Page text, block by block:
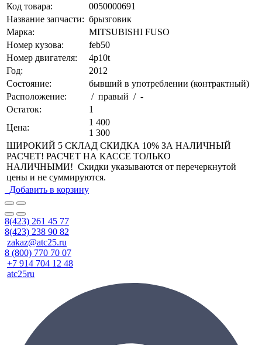
Код товара:
0050000691
Название запчасти: брызговик
Марка:
MITSUBISHI FUSO
Номер кузова:
feb50
Номер двигателя:
4p10t
Год:
2012
Состояние:
бывший в употреблении (контрактный)
Расположение:
/ правый / -
Остаток:
1
Цена:
1 400
1 300
ШИРОКИЙ 5 СКЛАД СКИДКА 10% ЗА НАЛИЧНЫЙ
РАСЧЕТ! РАСЧЕТ НА КАССЕ ТОЛЬКО
НАЛИЧНЫМИ! Скидки указываются от перечеркнутой
цены и не суммируются.
Добавить в корзину
8(423) 261 45 77
8(423) 238 90 82
zakaz@atc25.ru
8 (800) 770 70 07
+7 914 704 12 48
atc25ru